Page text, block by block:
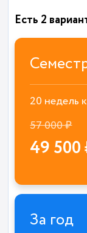
Есть 2
20 недель
57 000 ₽
49 500
За год